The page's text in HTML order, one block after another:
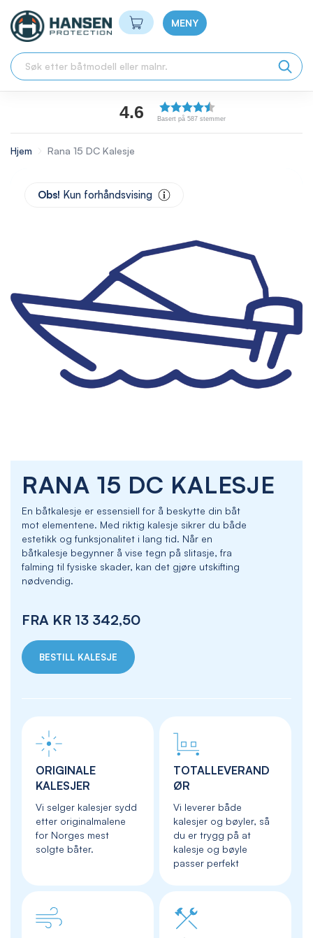
Min handlekurv
MENY
4.6 Basert på 587 stemmer
Hjem Rana 15 DC Kalesje
RANA 15 DC KALESJE
En båtkalesje er essensiell for å beskytte din båt
mot elementene. Med riktig kalesje sikrer du både
estetikk og funksjonalitet i lang tid. Når en
båtkalesje begynner å vise tegn på slitasje, fra
falming til fysiske skader, kan det gjøre utskifting
nødvendig.
FRA KR 13 342,50
BESTILL KALESJE
ORIGINALE
KALESJER
Vi selger kalesjer sydd
etter originalmalene
for Norges mest
solgte båter.
TOTALLEVERAND
ØR
Vi leverer både
kalesjer og bøyler, så
du er trygg på at
kalesje og bøyle
passer perfekt
Obs! Kun forhåndsvising
the
beginning
the
images
gallery